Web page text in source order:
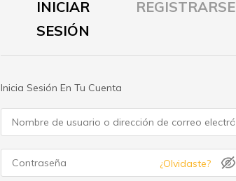
INICIAR
SESIÓN
REGISTRARSE
Inicia Sesión En Tu Cuenta
¿Olvidaste?